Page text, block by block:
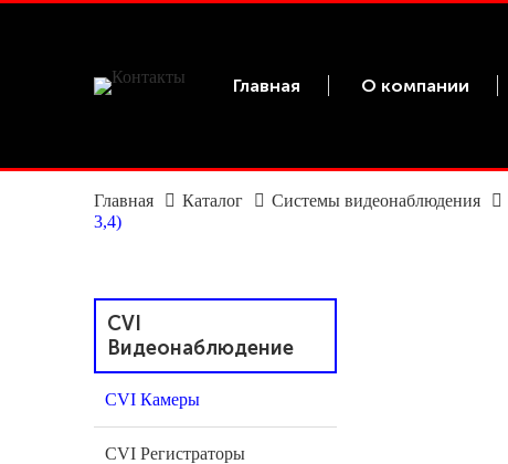
Главная О компании
Главная Каталог Системы видеонаблюдения
3,4)
CVI
Видеонаблюдение
CVI Камеры
CVI Регистраторы